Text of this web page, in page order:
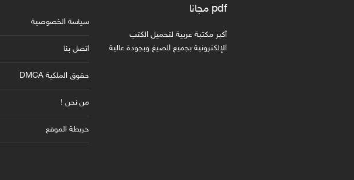
pdf مجانا
أكبر مكتبة عربية لتحميل الكتب
الإلكترونية بجميع الصيغ وبجودة عالية
سياسة الخصوصية
اتصل بنا
حقوق الملكية DMCA
من نحن !
خريطة الموقع